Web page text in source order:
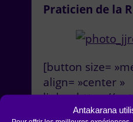
Antakarana
Praticien de la
[button size=
align= »center »
link= »https://
jacques-robinet/